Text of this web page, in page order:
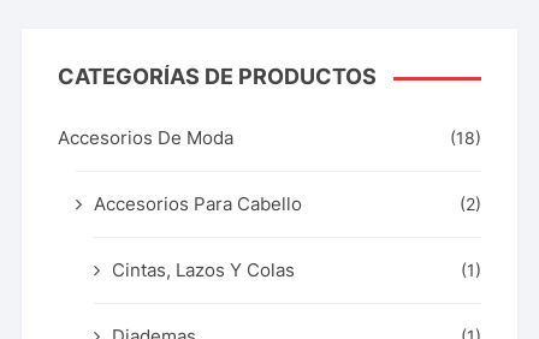
CATEGORÍAS DE PRODUCTOS
Accesorios De Moda (18)
Accesorios Para Cabello (2)
Cintas, Lazos Y Colas (1)